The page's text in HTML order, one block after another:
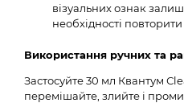
візуальних ознак
необхідності
Використання ручних та
Застосуйте 30 мл Квантум
перемішайте, злийте і